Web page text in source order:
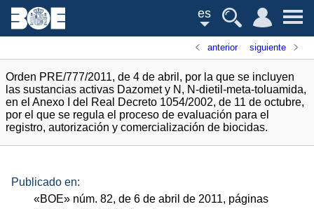
es
anterior siguiente
Orden PRE/777/2011, de 4 de abril, por la que se incluyen
las sustancias activas Dazomet y N, N-dietil-meta-toluamida,
en el Anexo I del Real Decreto 1054/2002, de 11 de octubre,
por el que se regula el proceso de evaluación para el
registro, autorización y comercialización de biocidas.
Publicado en:
«BOE» núm. 82, de 6 de abril de 2011, páginas